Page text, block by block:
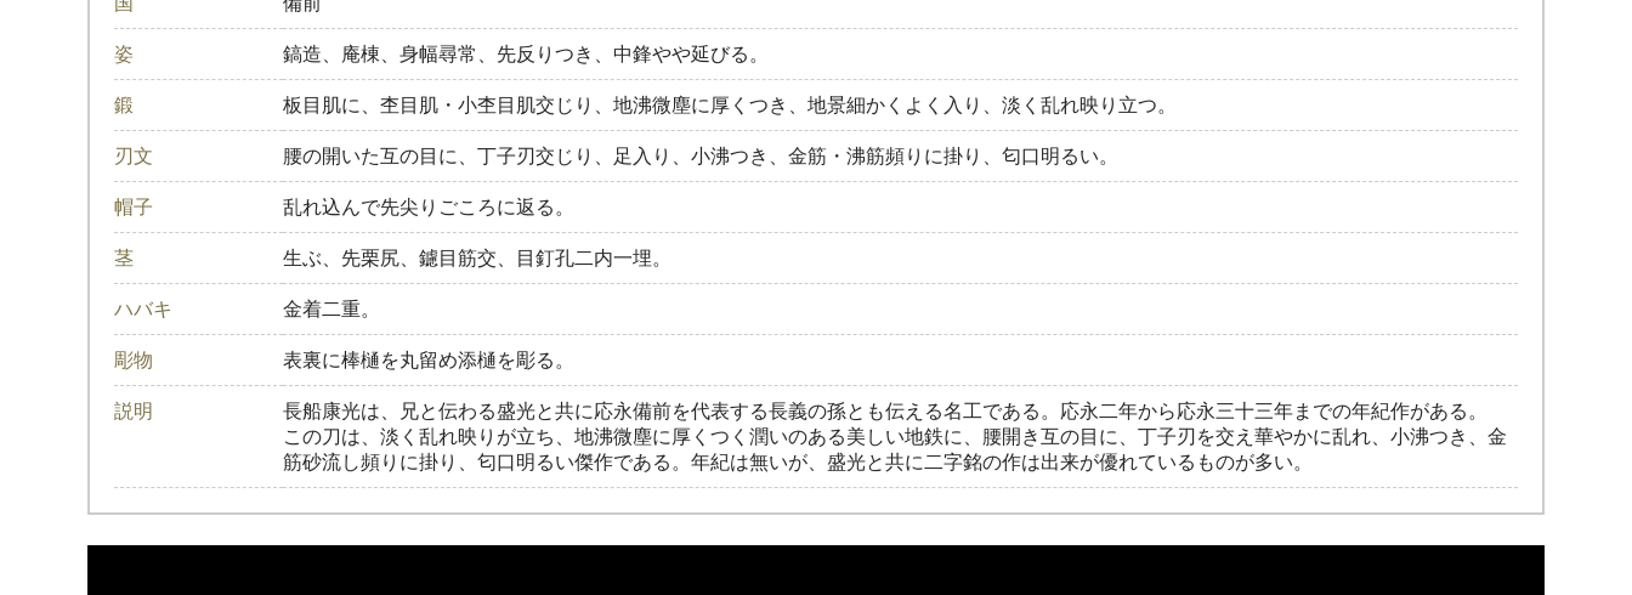
姿 鎬造、庵棟、身幅尋常、先反りつき、中鋒やや延びる。
鍛 板目肌に、杢目肌・小杢目肌交じり、地沸微塵に厚くつき、地景細かくよく入り、淡く乱れ映り立つ。
刃文 腰の開いた互の目に、丁子刃交じり、足入り、小沸つき、金筋・沸筋頻りに掛り、匂口明るい。
帽子 乱れ込んで先尖りごころに返る。
茎 生ぶ、先栗尻、鑢目筋交、目釘孔二内一埋。
ハバキ 金着二重。
彫物 表裏に棒樋を丸留め添樋を彫る。
説明
長船康光は、兄と伝わる盛光と共に応永備前を代表する長義の孫とも伝える名工である。応永二年から応永三十三年までの年紀作がある。
この刀は、淡く乱れ映りが立ち、地沸微塵に厚くつく潤いのある美しい地鉄に、腰開き互の目に、丁子刃を交え華やかに乱れ、小沸つき、金
筋砂流し頻りに掛り、匂口明るい傑作である。年紀は無いが、盛光と共に二字銘の作は出来が優れているものが多い。